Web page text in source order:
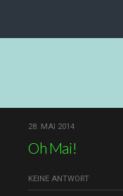
28. MAI 2014
Oh Mai!
KEINE ANTWORT